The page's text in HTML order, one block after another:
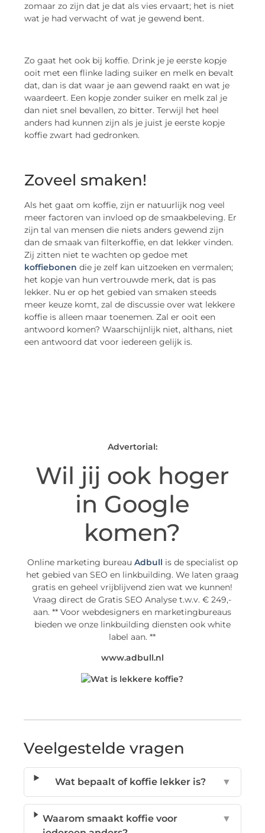
zomaar zo zijn dat je dat als vies ervaart; het is niet
wat je had verwacht of wat je gewend bent.
Zo gaat het ook bij koffie. Drink je je eerste kopje
ooit met een flinke lading suiker en melk en bevalt
dat, dan is dat waar je aan gewend raakt en wat je
waardeert. Een kopje zonder suiker en melk zal je
dan niet snel bevallen, zo bitter. Terwijl het heel
anders had kunnen zijn als je juist je eerste kopje
koffie zwart had gedronken.
Zoveel smaken!
Als het gaat om koffie, zijn er natuurlijk nog veel
meer factoren van invloed op de smaakbeleving. Er
zijn tal van mensen die niets anders gewend zijn
dan de smaak van filterkoffie, en dat lekker vinden.
Zij zitten niet te wachten op gedoe met
koffiebonen die je zelf kan uitzoeken en vermalen;
het kopje van hun vertrouwde merk, dat is pas
lekker. Nu er op het gebied van smaken steeds
meer keuze komt, zal de discussie over wat lekkere
koffie is alleen maar toenemen. Zal er ooit een
antwoord komen? Waarschijnlijk niet, althans, niet
een antwoord dat voor iedereen gelijk is.
Advertorial:
Wil jij ook hoger
in Google
komen?
Online marketing bureau Adbull is de specialist op
het gebied van SEO en linkbuilding. We laten graag
gratis en geheel vrijblijvend zien wat we kunnen!
Vraag direct de Gratis SEO Analyse t.w.v. € 249,-
aan. ** Voor webdesigners en marketingbureaus
bieden we onze linkbuilding diensten ook white
label aan. **
www.adbull.nl
Veelgestelde vragen
Wat bepaalt of koffie lekker is? ▼
Waarom smaakt koffie voor
▼